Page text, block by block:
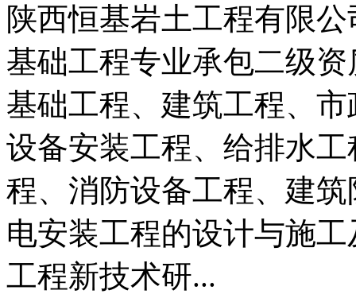
陕西恒基岩土工程有限
基础工程专业承包二级
基础工程、建筑工程、
设备安装工程、给排水
程、消防设备工程、建
电安装工程的设计与施
工程新技术研...